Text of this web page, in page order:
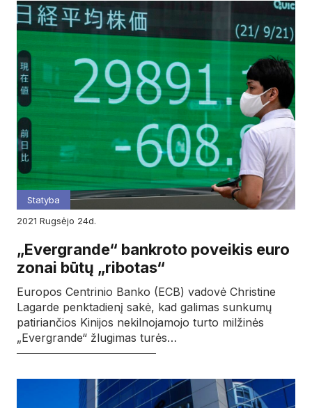
Statyba
2021
rugsėjo 24d.
„Evergrande“ bankroto poveikis euro
zonai būtų „ribotas“
Europos Centrinio Banko (ECB) vadovė Christine
Lagarde penktadienį sakė, kad galimas sunkumų
patiriančios Kinijos nekilnojamojo turto milžinės
„Evergrande“ žlugimas turės…